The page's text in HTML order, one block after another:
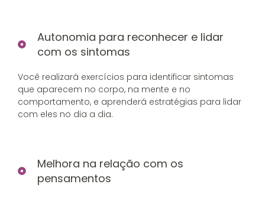
Autonomia para reconhecer e lidar
com os sintomas
Você realizará exercícios para identificar sintomas
que aparecem no corpo, na mente e no
comportamento, e aprenderá estratégias para lidar
com eles no dia a dia.
Melhora na relação com os
pensamentos